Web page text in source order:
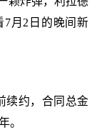
7月2日的晚间新
续约，合同总金
。